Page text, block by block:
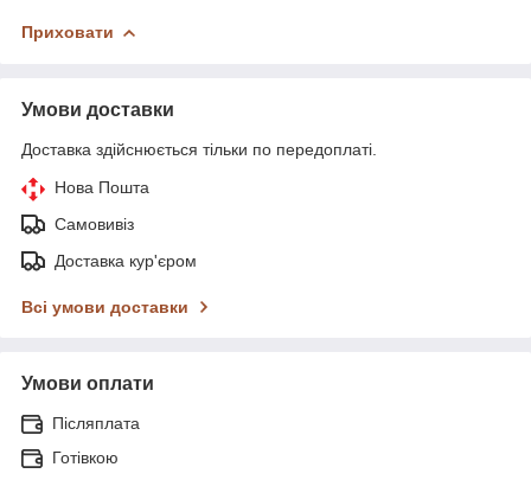
Приховати
Умови доставки
Доставка здійснюється тільки по передоплаті.
Нова Пошта
Самовивіз
Доставка кур'єром
Всі умови доставки
Умови оплати
Післяплата
Готівкою